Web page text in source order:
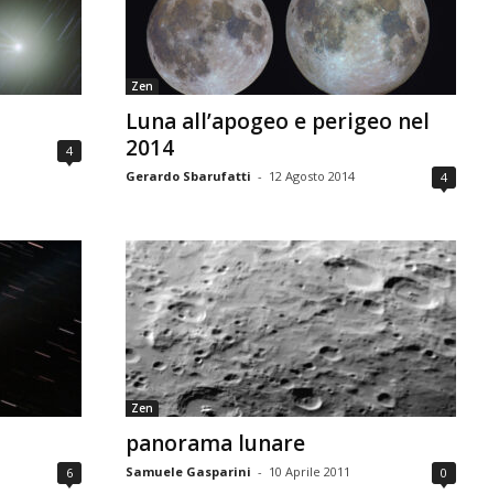
4
Zen
Luna all’apogeo e perigeo nel
2014
Gerardo Sbarufatti - 12 Agosto 2014 4
6
Zen
panorama lunare
Samuele Gasparini - 10 Aprile 2011 0